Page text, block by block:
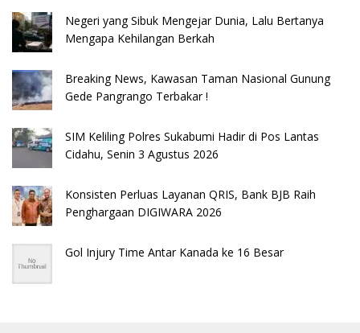
Negeri yang Sibuk Mengejar Dunia, Lalu Bertanya
Mengapa Kehilangan Berkah
Breaking News, Kawasan Taman Nasional Gunung
Gede Pangrango Terbakar !
SIM Keliling Polres Sukabumi Hadir di Pos Lantas
Cidahu, Senin 3 Agustus 2026
Konsisten Perluas Layanan QRIS, Bank BJB Raih
Penghargaan DIGIWARA 2026
Gol Injury Time Antar Kanada ke 16 Besar